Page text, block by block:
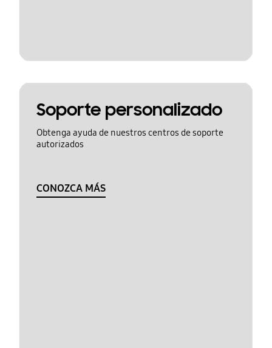
Soporte personalizado
Obtenga ayuda de nuestros centros de soporte
autorizados
CONOZCA MÁS